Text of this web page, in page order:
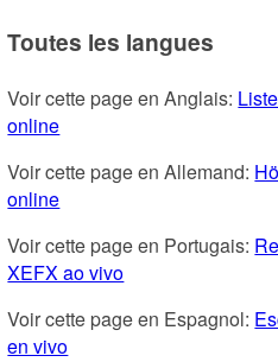
Toutes les langues
Voir cette page en Anglais:
online
Voir cette page en Allemand:
online
Voir cette page en Portugais:
XEFX ao vivo
Voir cette page en Espagnol:
en vivo